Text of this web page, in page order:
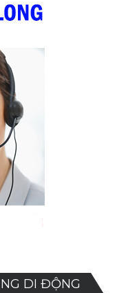
DI ĐỘNG